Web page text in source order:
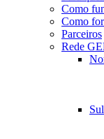
Como
Como
Parceiros
Rede
Sul